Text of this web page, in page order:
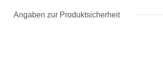
Angaben zur Produktsicherheit